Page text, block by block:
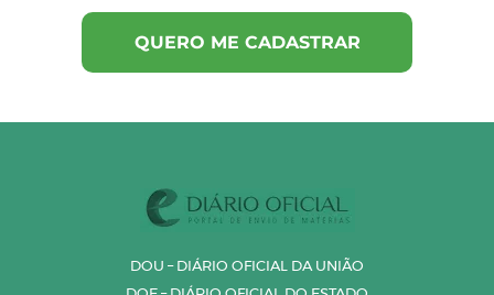
DOU – DIÁRIO OFICIAL DA UNIÃO